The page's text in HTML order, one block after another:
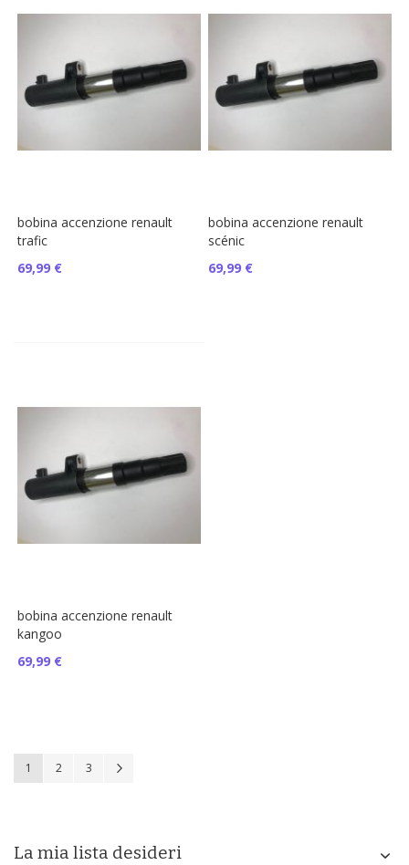
bobina accenzione renault
trafic
69,99 €
bobina accenzione renault
scénic
69,99 €
bobina accenzione renault
kangoo
69,99 €
Pagina
Attualmente stai leggendo la pagina
1 Pagina
2 Pagina
3
La mia lista desideri